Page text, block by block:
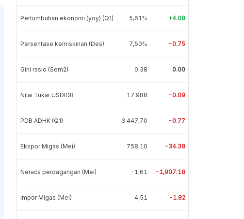
Pertumbuhan ekonomi (yoy) (Q1) 5,61% +4.08
Persentase kemiskinan (Des) 7,50% -0.75
Gini rasio (Sem2) 0,38 0.00
Nilai Tukar USDIDR 17.988 -0.09
PDB ADHK (Q1) 3.447,70 -0.77
Ekspor Migas (Mei) 758,10 -34.38
Neraca perdagangan (Mei) -1,61 -1,907.18
Impor Migas (Mei) 4,51 -1.82